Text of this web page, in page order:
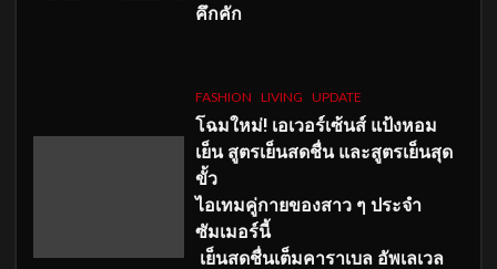
คึกคัก
FASHION LIVING UPDATE
โฉมใหม่! เอเวอร์เซ้นส์ แป้งหอม
เย็น สูตรเย็นสดชื่น และสูตรเย็นสุด
ขั้ว
ไอเทมคู่กายของสาว ๆ ประจำ
ซัมเมอร์นี้
เย็นสดชื่นเต็มคาราเบล อัพเลเวล